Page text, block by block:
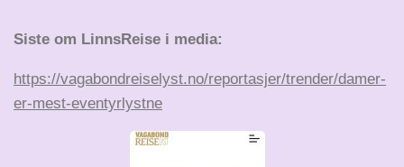
Siste om LinnsReise i media:
https://vagabondreiselyst.no/reportasjer/trender/damer-
er-mest-eventyrlystne